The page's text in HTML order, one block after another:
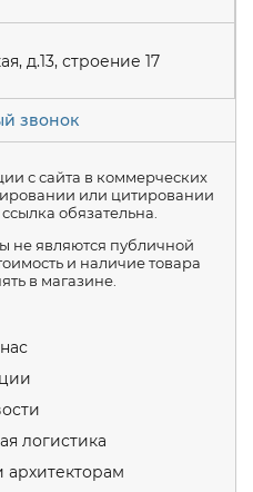
д.13, строение 17
звонок
с сайта в коммерческих
или цитировании
обязательна.
не являются публичной
и наличие товара
в магазине.
логистика